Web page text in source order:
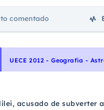
comentado
UECE 2012 - Geografia -
acusado de subverter